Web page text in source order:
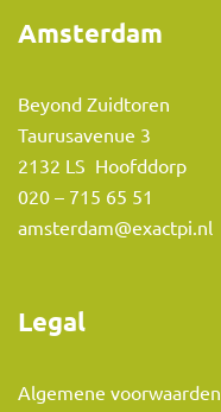
Amsterdam
Beyond Zuidtoren
Taurusavenue 3
2132 LS Hoofddorp
020 – 715 65 51
amsterdam@exactpi.nl
Legal
Algemene voorwaarden